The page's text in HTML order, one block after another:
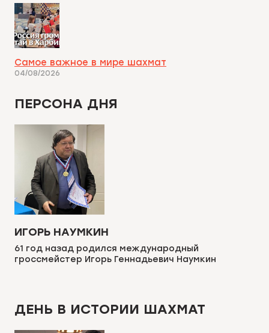
Самое важное в мире шахмат
04/08/2026
ПЕРСОНА ДНЯ
ИГОРЬ НАУМКИН
61 год назад родился международный
гроссмейстер Игорь Геннадьевич Наумкин
ДЕНЬ В ИСТОРИИ ШАХМАТ